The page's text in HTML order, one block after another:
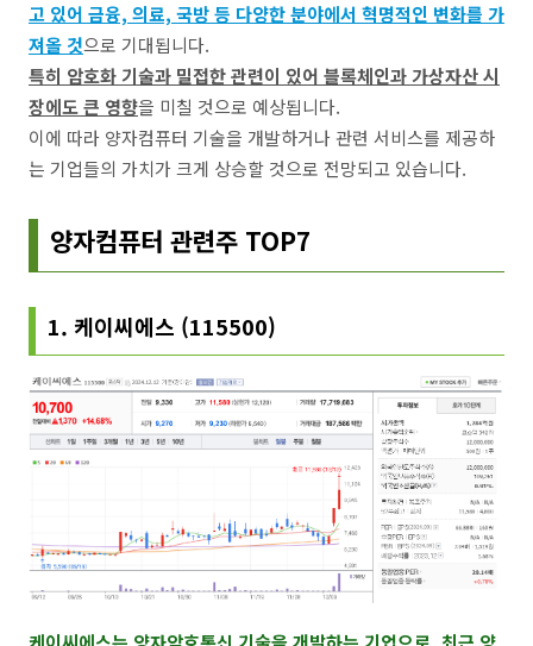
고 있어 금융, 의료, 국방 등 다양한 분야에서 혁명적인 변화를 가
져올 것으로 기대됩니다.
특히 암호화 기술과 밀접한 관련이 있어 블록체인과 가상자산 시
장에도 큰 영향을 미칠 것으로 예상됩니다.
이에 따라 양자컴퓨터 기술을 개발하거나 관련 서비스를 제공하
는 기업들의 가치가 크게 상승할 것으로 전망되고 있습니다.
양자컴퓨터 관련주 TOP7
1. 케이씨에스 (115500)